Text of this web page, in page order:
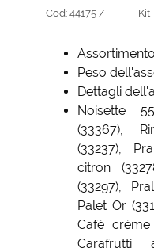
Cod: 44175 / Kit
Peso
Dettagli
Noisette
(33367),
(33237),
citron
(33297),
Palet Or
Café crème
Carafrutti